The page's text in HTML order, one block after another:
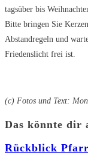
tagsüber bis
Bitte bringen Sie
Abstandregeln und
Friedenslicht frei ist.
(c) Fotos und Text:
Das könnte dir
Rückblick